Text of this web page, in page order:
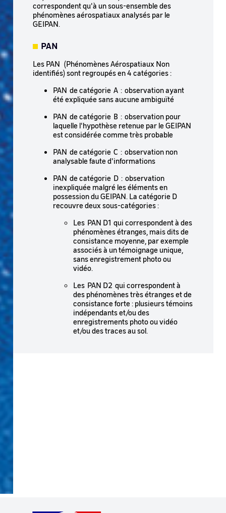
correspondent qu'à un sous-ensemble des
phénomènes aérospatiaux analysés par le
GEIPAN.
PAN
Les PAN (Phénomènes Aérospatiaux Non
identifiés) sont regroupés en 4 catégories :
PAN de catégorie A : observation ayant
été expliquée sans aucune ambiguïté
PAN de catégorie B : observation pour
laquelle l'hypothèse retenue par le GEIPAN
est considérée comme très probable
PAN de catégorie C : observation non
analysable faute d'informations
PAN de catégorie D : observation
inexpliquée malgré les éléments en
possession du GEIPAN. La catégorie D
recouvre deux sous-catégories :
Les PAN D1 qui correspondent à des
phénomènes étranges, mais dits de
consistance moyenne, par exemple
associés à un témoignage unique,
sans enregistrement photo ou
vidéo.
Les PAN D2 qui correspondent à
des phénomènes très étranges et de
consistance forte : plusieurs témoins
indépendants et/ou des
enregistrements photo ou vidéo
et/ou des traces au sol.